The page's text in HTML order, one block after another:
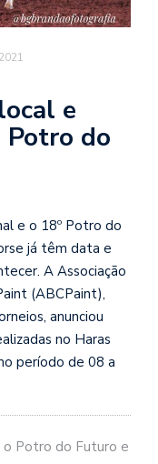
e
Potro do
e o 18º Potro do
já têm data e
A Associação
(ABCPaint),
anunciou
no Haras
período de 08 a
o Potro do Futuro e